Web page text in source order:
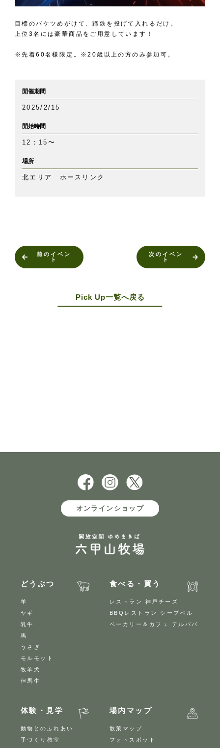
目標のバケツめがけて、蹄鉄を投げて入れるだけ。
上位3名には豪華商品をご用意しています！
※先着60名様限定。※20歳以上の方のみ参加可。
開催期間
2025/2/15
開始時間
12：15〜
場所
北エリア ホースリンク
前のイベン
ト
Pick Up一覧へ戻る
次のイベン
ト
オンラインショップ
どうぶつ
羊
ヤギ
乳牛
馬
うさぎ
モルモット
牧羊犬
但馬牛
食べる・買う
レストラン 神戸チーズ
BBQレストラン シープベル
ベーカリー＆カフェ デルパパ
体験・見学
動物とのふれあい
手づくり教室
場内マップ
散策マップ
フォトスポット